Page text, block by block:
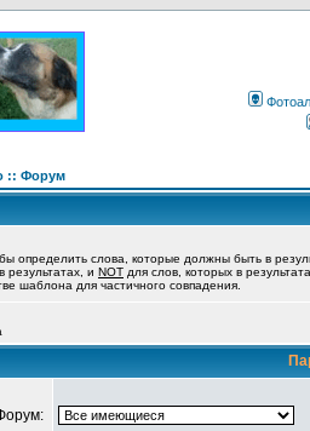
:: Форум
определить слова, которые должны быть в
результатах, и NOT для слов, которых в
шаблона для частичного совпадения.